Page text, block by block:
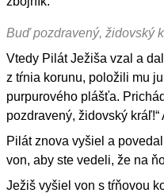
Buď pozdravený, židovský
Vtedy Pilát Ježiša vzal a
z tŕnia korunu, položili mu
purpurového plášťa.
pozdravený, židovský kráľ!“
Pilát znova vyšiel a
von, aby ste vedeli, že na
Ježiš vyšiel von s tŕňovou